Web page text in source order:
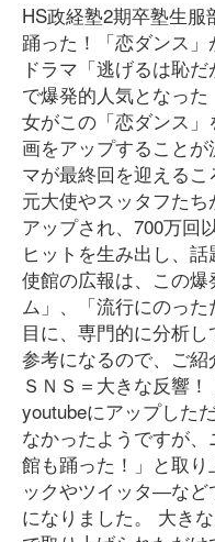
HS政経塾2期卒塾生
踊った！「恋ダンス
ドラマ「逃げるは恥
で爆発的人気となっ
女がこの「恋ダンス
画をアップすること
マが最終回を迎える
元大使やスッタフた
アップされ、700万回
ヒットを生み出し、
使館の広報は、この
ム」、「流行にのっ
目に、専門的に分析
参考になるので、ご
ＳＮＳ＝大きな反響
youtubeにアップした
なかったようですが
館も踊った！」と取
ックやツイッタ―など
になりました。 大き